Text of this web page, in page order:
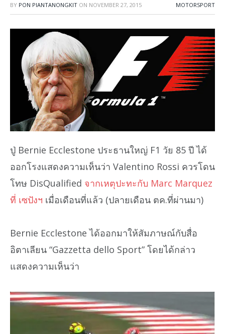
BY PON PIANTANONGKIT ON NOVEMBER 27, 2015 MOTORSPORT
ปู่ Bernie Ecclestone ประธานใหญ่ F1 วัย 85 ปี ได้
ออกโรงแสดงความเห็นว่า Valentino Rossi ควรโดน
โทษ DisQualified จากเหตุปะทะกับ Marc Marquez
ที่ เซปังฯ เมื่อเดือนที่แล้ว (ปลายเดือน ตค.ที่ผ่านมา)
Bernie Ecclestone ได้ออกมาให้สัมภาษณ์กับสื่อ
อิตาเลียน “Gazzetta dello Sport” โดยได้กล่าว
แสดงความเห็นว่า